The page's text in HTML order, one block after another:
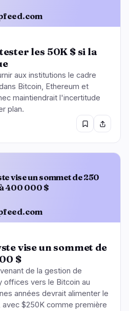
les 50K $ si la
aux institutions le cadre
Bitcoin, Ethereum et
maintiendrait l'incertitude
plan.
vise un sommet de 250
400 000 $
vise un sommet de
$
de la gestion de
offices vers le Bitcoin au
années devrait alimenter le
avec $250K comme première